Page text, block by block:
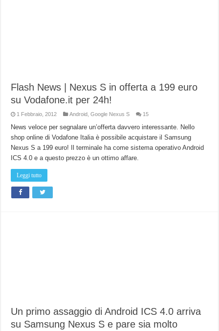
Flash News | Nexus S in offerta a 199 euro
su Vodafone.it per 24h!
1 Febbraio, 2012 Android ,Google Nexus S 15
News veloce per segnalare un’offerta davvero interessante. Nello
shop online di Vodafone Italia è possibile acquistare il Samsung
Nexus S a 199 euro! Il terminale ha come sistema operativo Android
ICS 4.0 e a questo prezzo è un ottimo affare.
Leggi tutto
Un primo assaggio di Android ICS 4.0 arriva
su Samsung Nexus S e pare sia molto